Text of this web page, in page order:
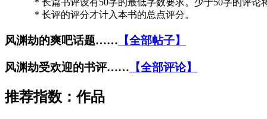
* 长篇书评设有50字的最低字数要求。少于50字的评论
* 长评的评分才计入本书的总点评分。
风渊劫的爽吧话题…… 【全部帖子】
风渊劫受欢迎的书评…… 【全部评论】
推荐指数：作品